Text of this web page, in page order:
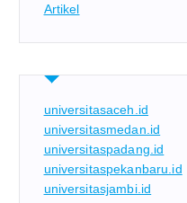
Artikel
universitasaceh.id
universitasmedan.id
universitaspadang.id
universitaspekanbaru.id
universitasjambi.id